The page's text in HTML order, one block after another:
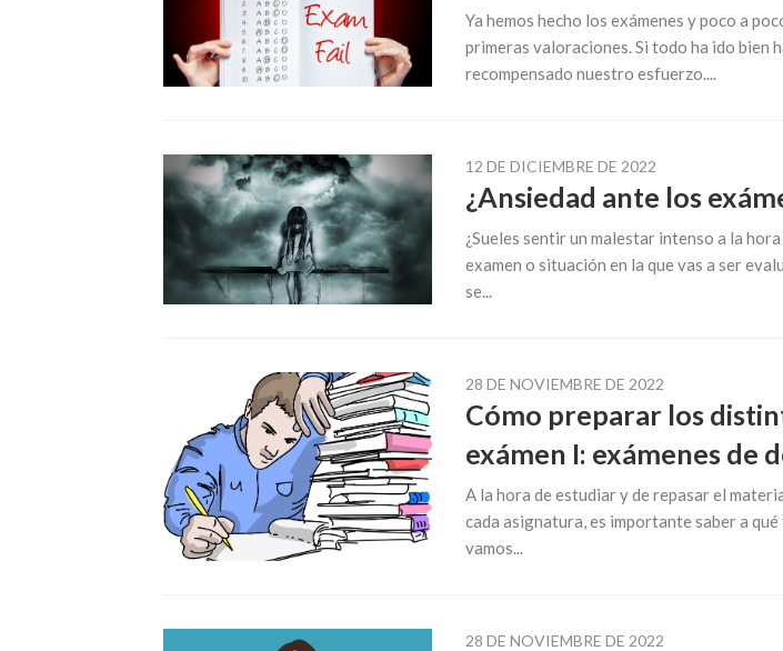
Ya hemos hecho los exámenes y poco a
primeras valoraciones. Si todo ha ido bien
recompensado nuestro esfuerzo....
12 DE DICIEMBRE DE 2022
¿Ansiedad ante los
¿Sueles sentir un malestar intenso a la
examen o situación en la que vas a ser
se...
28 DE NOVIEMBRE DE 2022
Cómo preparar los
exámen I: exámenes de
A la hora de estudiar y de repasar el
cada asignatura, es importante saber a
vamos...
28 DE NOVIEMBRE DE 2022